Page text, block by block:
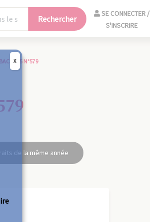
Rechercher
SE CONNECTER /
S'INSCRIRE
1955 N°579
de la même année
X